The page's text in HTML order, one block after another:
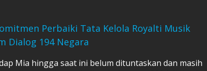
Perbaiki Tata Kelola Royalti Musik
Dialog 194 Negara
Mia hingga saat ini belum dituntaskan dan masih